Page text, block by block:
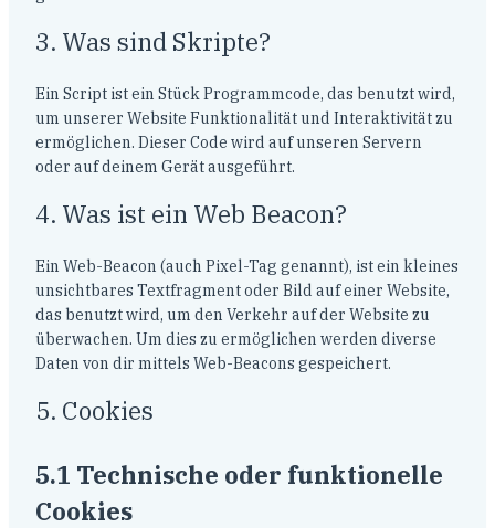
3. Was sind Skripte?
Ein Script ist ein Stück Programmcode, das benutzt wird,
um unserer Website Funktionalität und Interaktivität zu
ermöglichen. Dieser Code wird auf unseren Servern
oder auf deinem Gerät ausgeführt.
4. Was ist ein Web Beacon?
Ein Web-Beacon (auch Pixel-Tag genannt), ist ein kleines
unsichtbares Textfragment oder Bild auf einer Website,
das benutzt wird, um den Verkehr auf der Website zu
überwachen. Um dies zu ermöglichen werden diverse
Daten von dir mittels Web-Beacons gespeichert.
5. Cookies
5.1 Technische oder funktionelle
Cookies